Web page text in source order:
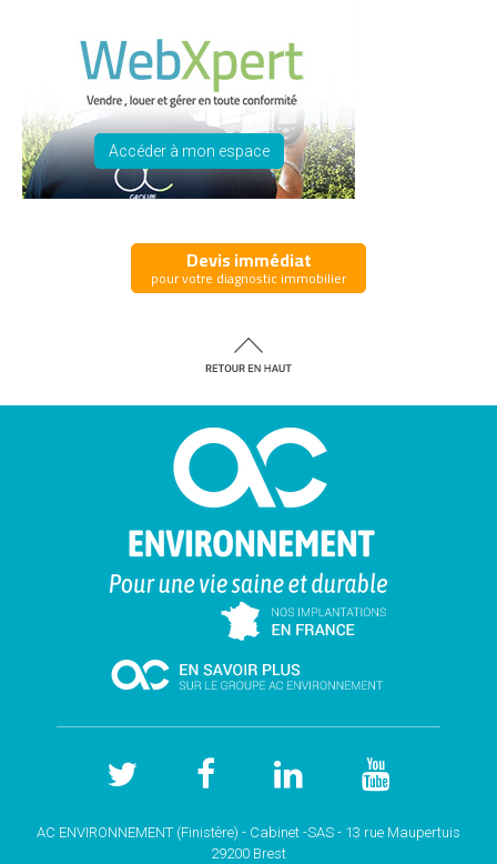
Accéder à mon espace
Devis immédiat
pour votre diagnostic immobilier
AC ENVIRONNEMENT (Finistère) - Cabinet -SAS - 13 rue Maupertuis
29200 Brest